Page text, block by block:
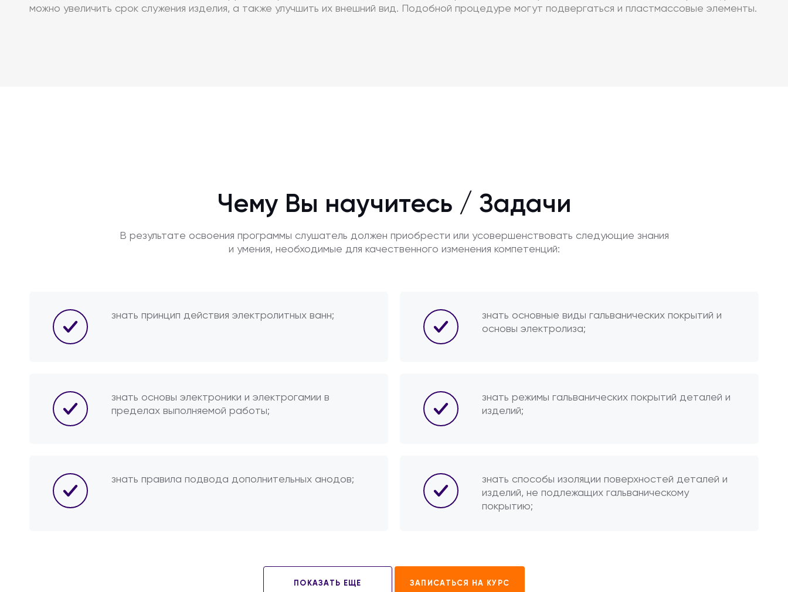
можно увеличить срок служения изделия, а также улучшить их внешний вид. Подобной процедуре могут подвергаться и пластмассовые элементы.
Чему Вы научитесь / Задачи
В результате освоения программы слушатель должен приобрести или усовершенствовать следующие знания
и умения, необходимые для качественного изменения компетенций:
знать принцип действия электролитных ванн;
знать основные виды гальванических покрытий и
основы электролиза;
знать основы электроники и электрогамии в
пределах выполняемой работы;
знать режимы гальванических покрытий деталей и
изделий;
знать правила подвода дополнительных анодов;
знать способы изоляции поверхностей деталей и
изделий, не подлежащих гальваническому
покрытию;
ПОКАЗАТЬ ЕЩЕ ЗАПИСАТЬСЯ НА КУРС